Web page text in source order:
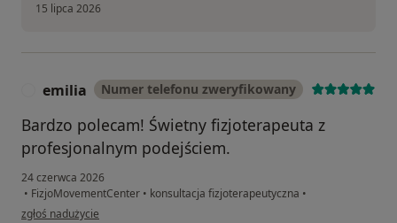
15 lipca 2026
emilia Numer telefonu zweryfikowany
Bardzo polecam! Świetny fizjoterapeuta z
profesjonalnym podejściem.
24 czerwca 2026
• FizjoMovementCenter • konsultacja fizjoterapeutyczna •
w opinii użytkownika emilia
zgłoś nadużycie